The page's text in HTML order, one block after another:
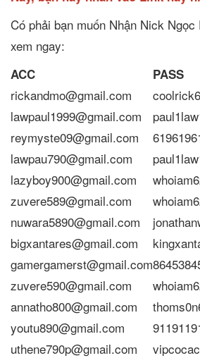
Có phải bạn muốn Nhận Nick
xem ngay:
ACC PASS
rickandmo@gmail.com
lawpaul1999@gmail.com
reymyste09@gmail.com
lawpau790@gmail.com
lazyboy900@gmail.com
zuvere589@gmail.com
nuwara5890@gmail.com
bigxantares@gmail.com
gamergamerst@gmail.com
zuvere590@gmail.com
annatho800@gmail.com
youtu890@gmail.com
uthene790p@gmail.com